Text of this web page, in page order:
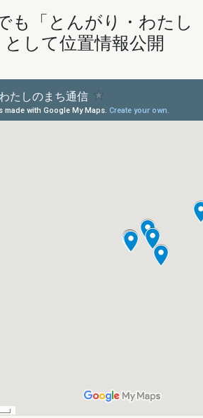
も「とんがり・わたし
して位置情報公開